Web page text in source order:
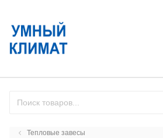
Тепловые завесы